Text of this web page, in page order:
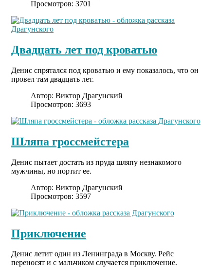
Просмотров: 3701
Двадцать лет под кроватью
Денис спрятался под кроватью и ему показалось, что он
провел там двадцать лет.
Автор: Виктор Драгунский
Просмотров: 3693
Шляпа гроссмейстера
Денис пытает достать из пруда шляпу незнакомого
мужчины, но портит ее.
Автор: Виктор Драгунский
Просмотров: 3597
Приключение
Денис летит один из Ленинграда в Москву. Рейс
переносят и с мальчиком случается приключение.